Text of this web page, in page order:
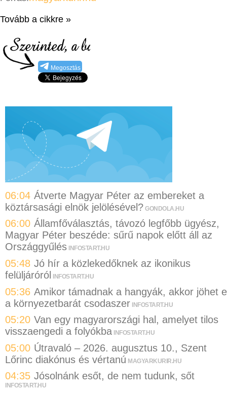
Tovább a cikkre »
Megosztás
06:04 Átverte Magyar Péter az embereket a
köztársasági elnök jelölésével? GONDOLA.HU
06:00 Államfőválasztás, távozó legfőbb ügyész,
Magyar Péter beszéde: sűrű napok előtt áll az
Országgyűlés INFOSTART.HU
05:48 Jó hír a közlekedőknek az ikonikus
felüljáróról
INFOSTART.HU
05:36 Amikor támadnak a hangyák, akkor jöhet
a környezetbarát csodaszer INFOSTART.HU
05:20 Van egy magyarországi hal, amelyet tilos
visszaengedi a folyókba INFOSTART.HU
05:00 Útravaló – 2026. augusztus 10., Szent
Lőrinc diakónus és vértanú MAGYARKURIR.HU
04:35 Jósolnánk esőt, de nem tudunk, sőt
INFOSTART.HU